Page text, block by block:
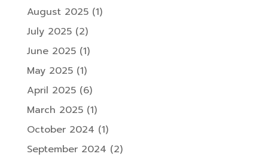
August 2025(1)
July 2025(2)
June 2025(1)
May 2025(1)
April 2025(6)
March 2025(1)
October 2024 (1)
September 2024 (2)